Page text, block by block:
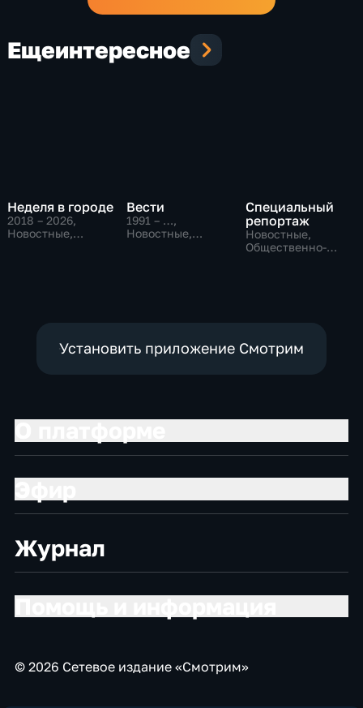
Ещеинтересное
Неделя в городе
2018 – 2026,
Новостные,
Вести
1991 – …,
Новостные,
Специальный
репортаж
Новостные,
Общественно-
Установить приложение Смотрим
Журнал
© 2026 Сетевое издание «Смотрим»